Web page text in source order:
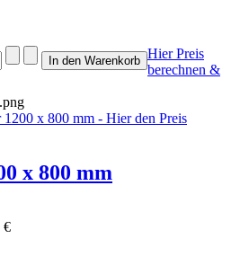
Hier Preis
berechnen &
x 800 mm
€